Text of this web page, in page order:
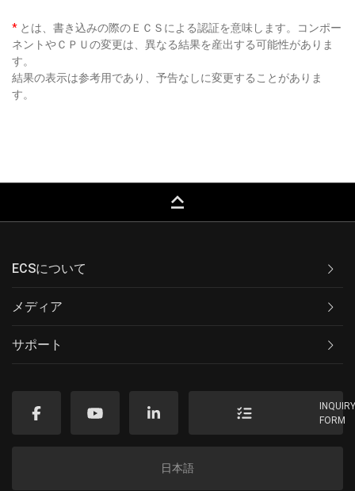
* とは、書き込みの際のＥＣＳによる認証を意味します。コンポー
ネントやＣＰＵの変更は、異なる結果を産出する可能性がありま
す。
結果の表示は参考用であり、予告なしに変更することがありま
す。
keyboard_capslock
ECSについて
メディア
サポート
FORM
日本語